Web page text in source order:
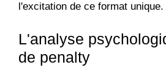
l'excitation de ce format unique.
L'analyse
de penalty